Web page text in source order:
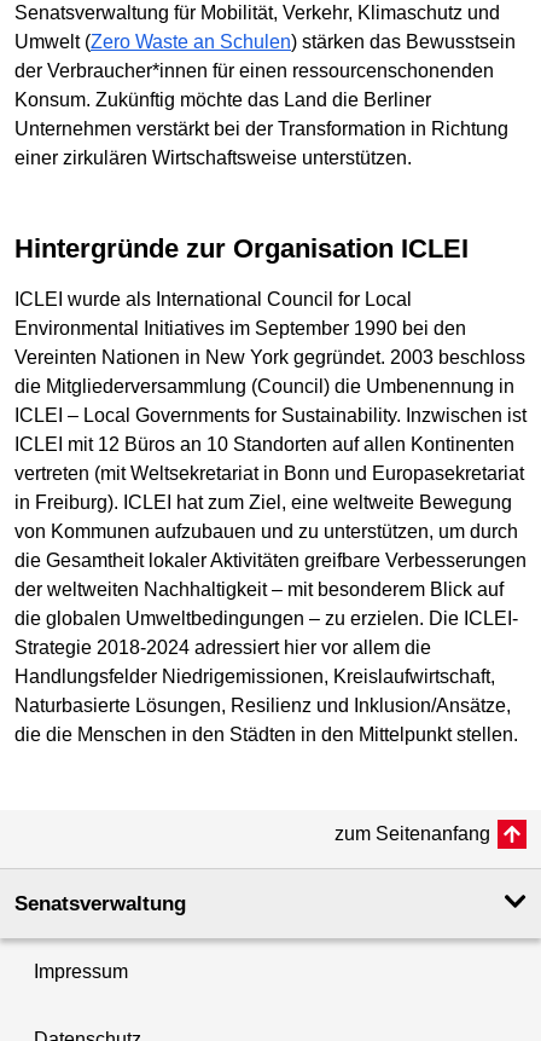
Senatsverwaltung für Mobilität, Verkehr, Klimaschutz und
Umwelt (Zero Waste an Schulen) stärken das Bewusstsein
der Verbraucher*innen für einen ressourcenschonenden
Konsum. Zukünftig möchte das Land die Berliner
Unternehmen verstärkt bei der Transformation in Richtung
einer zirkulären Wirtschaftsweise unterstützen.
Hintergründe zur Organisation ICLEI
ICLEI wurde als International Council for Local
Environmental Initiatives im September 1990 bei den
Vereinten Nationen in New York gegründet. 2003 beschloss
die Mitgliederversammlung (Council) die Umbenennung in
ICLEI – Local Governments for Sustainability. Inzwischen ist
ICLEI mit 12 Büros an 10 Standorten auf allen Kontinenten
vertreten (mit Weltsekretariat in Bonn und Europasekretariat
in Freiburg). ICLEI hat zum Ziel, eine weltweite Bewegung
von Kommunen aufzubauen und zu unterstützen, um durch
die Gesamtheit lokaler Aktivitäten greifbare Verbesserungen
der weltweiten Nachhaltigkeit – mit besonderem Blick auf
die globalen Umweltbedingungen – zu erzielen. Die ICLEI-
Strategie 2018-2024 adressiert hier vor allem die
Handlungsfelder Niedrigemissionen, Kreislaufwirtschaft,
Naturbasierte Lösungen, Resilienz und Inklusion/Ansätze,
die die Menschen in den Städten in den Mittelpunkt stellen.
zum Seitenanfang
Senatsverwaltung
Impressum